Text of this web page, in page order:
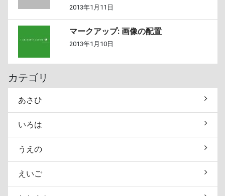
2013年1月11日
マークアップ: 画像の配置
2013年1月10日
カテゴリ
あさひ
いろは
うえの
えいご